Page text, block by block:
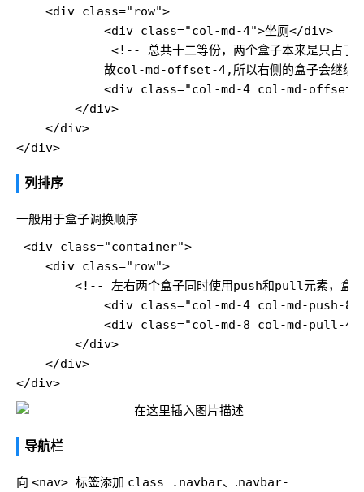
    <div class="row">
            <div class="col-md-4">坐厕</div>
<!-- 总共十二等份，两个盒子本来是只占了8
故col-md-offset-4,所以右侧的盒子会继续
<div class="col-md-4 col-md-offset-
        </div>
    </div>
列排序
一般用于盒子调换顺序
<div class="container">
    <div class="row">
<!-- 左右两个盒子同时使用push和pull元素，盒
<div class="col-md-4 col-md-push-
<div class="col-md-8 col-md-pull-
        </div>
    </div>
导航栏
向 <nav> 标签添加 class .navbar、.navbar-